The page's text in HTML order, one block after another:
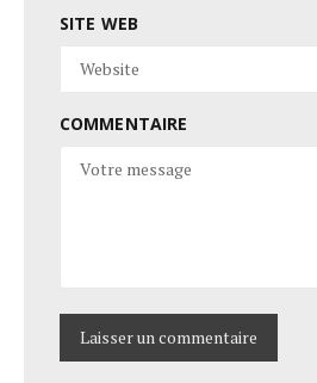
SITE WEB
COMMENTAIRE